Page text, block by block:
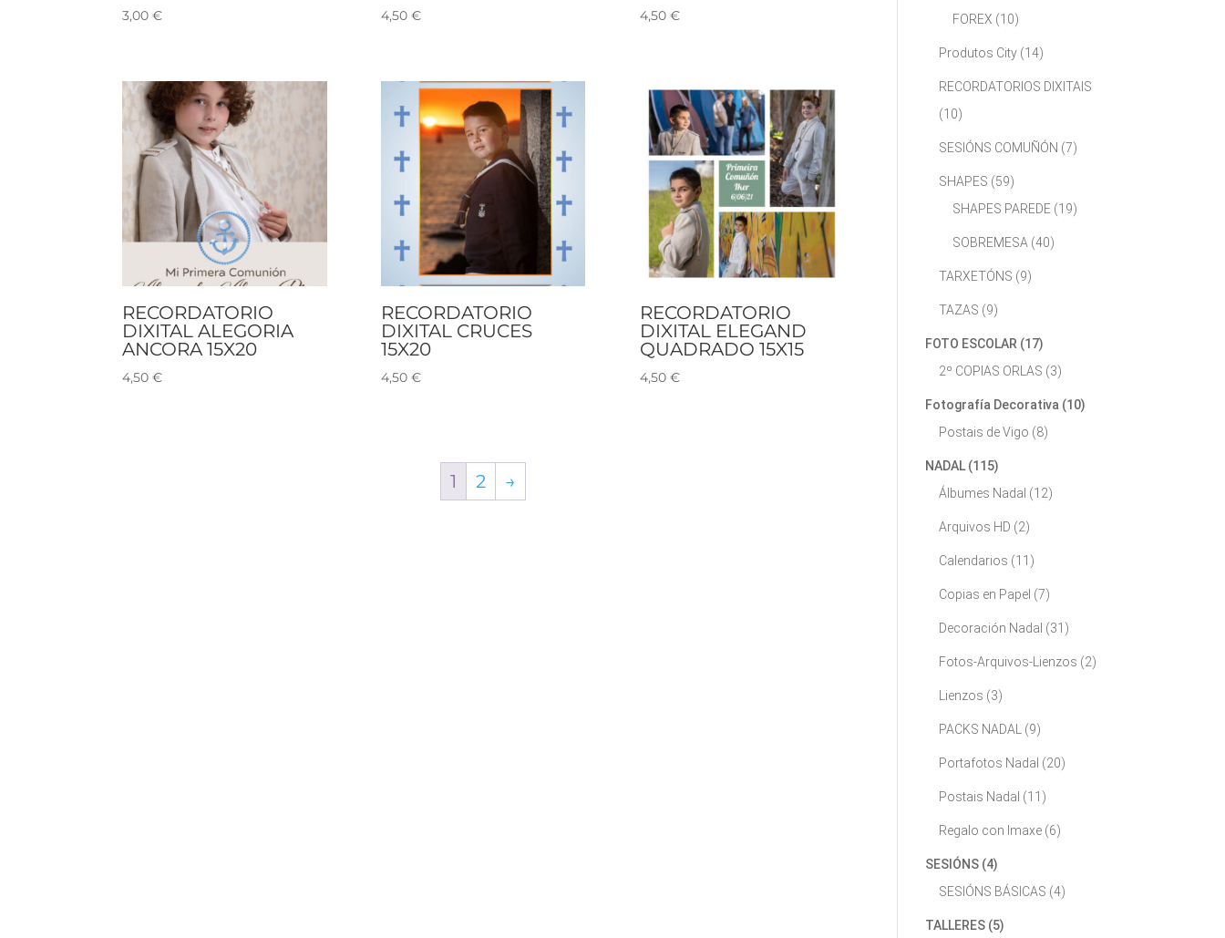
3,00€ 4,50 € 4,50 €
RECORDATORIO
DIXITAL ALEGORIA
ANCORA 15X20
4,50€
RECORDATORIO
DIXITAL CRUCES
15X20
4,50 €
RECORDATORIO
DIXITAL ELEGAND
QUADRADO 15X15
4,50 €
1 2 →
FOREX (10)
Produtos City (14)
RECORDATORIOS DIXITAIS
(10)
SESIÓNS COMUÑÓN (7)
SHAPES (59)
SHAPES PAREDE (19)
SOBREMESA (40)
TARXETÓNS (9)
TAZAS (9)
FOTO ESCOLAR (17)
2º COPIAS ORLAS (3)
Fotografía Decorativa (10)
Postais de Vigo (8)
NADAL (115)
Álbumes Nadal (12)
Arquivos HD (2)
Calendarios (11)
Copias en Papel (7)
Decoración Nadal (31)
Fotos-Arquivos-Lienzos (2)
Lienzos (3)
PACKS NADAL (9)
Portafotos Nadal (20)
Postais Nadal (11)
Regalo con Imaxe (6)
SESIÓNS (4)
SESIÓNS BÁSICAS (4)
TALLERES (5)